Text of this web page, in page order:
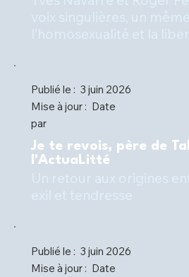
Publié le : 3 juin 2026
Mise à jour : Date
par
Je te revois, père de
l'ActuaLitté
Publié le : 3 juin 2026
Mise à jour : Date